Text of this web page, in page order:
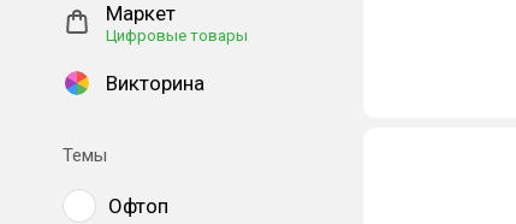
Маркет
Цифровые товары
Викторина
Темы
Офтоп